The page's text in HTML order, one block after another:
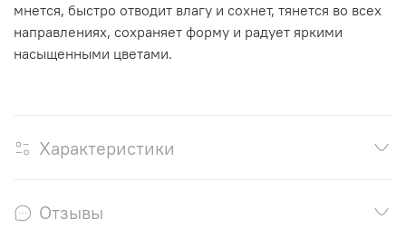
мнется, быстро отводит влагу и сохнет, тянется во всех
направлениях, сохраняет форму и радует яркими
насыщенными цветами.
Характеристики
Отзывы